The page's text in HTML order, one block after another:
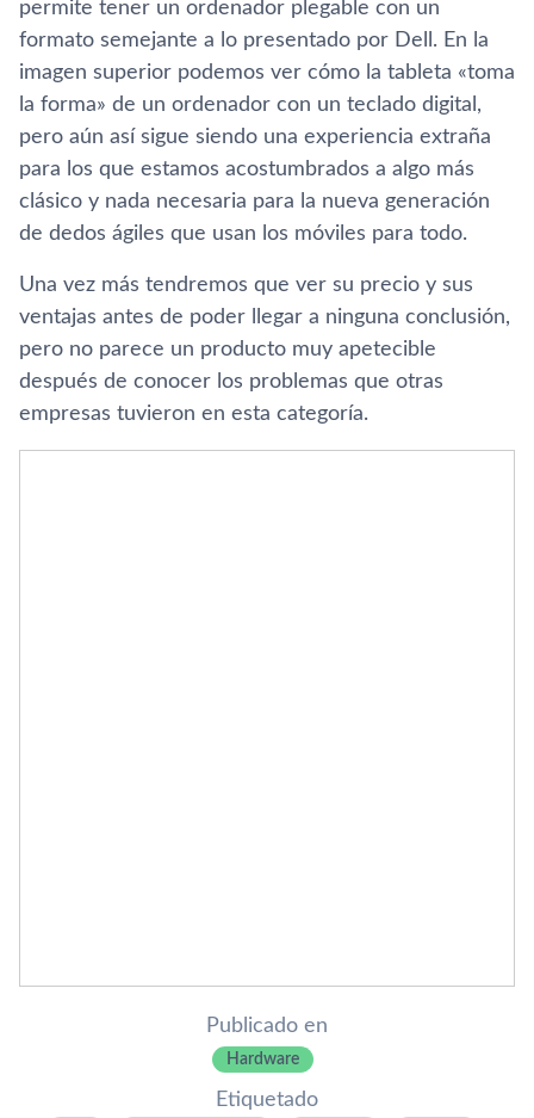
permite tener un ordenador plegable con un
formato semejante a lo presentado por Dell. En la
imagen superior podemos ver cómo la tableta «toma
la forma» de un ordenador con un teclado digital,
pero aún así sigue siendo una experiencia extraña
para los que estamos acostumbrados a algo más
clásico y nada necesaria para la nueva generación
de dedos ágiles que usan los móviles para todo.
Una vez más tendremos que ver su precio y sus
ventajas antes de poder llegar a ninguna conclusión,
pero no parece un producto muy apetecible
después de conocer los problemas que otras
empresas tuvieron en esta categoría.
Publicado en
Hardware
Etiquetado